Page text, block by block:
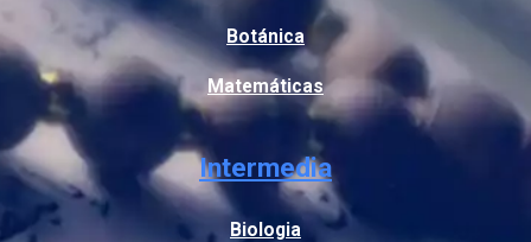
Botánica
Matemáticas
Intermedia
Biologia